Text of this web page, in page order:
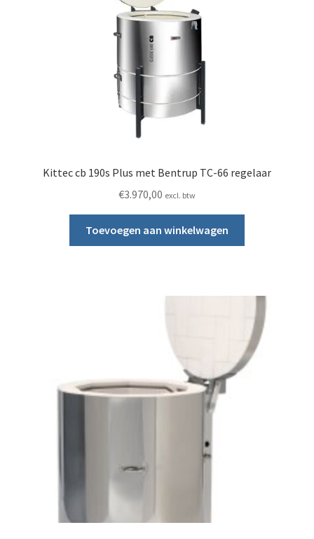
Kittec cb 190s Plus met Bentrup TC-66 regelaar
€3.970,00 excl. btw
Toevoegen aan winkelwagen